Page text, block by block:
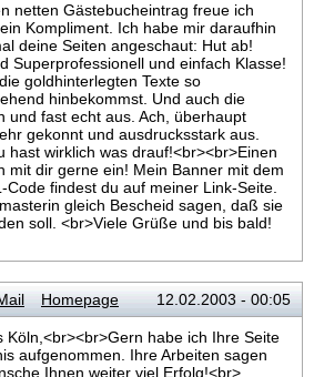
netten Gästebucheintrag freue ich
Kompliment. Ich habe mir daraufhin
deine Seiten angeschaut: Hut ab!
Superprofessionell und einfach Klasse!
goldhinterlegten Texte so
hinbekommst. Und auch die
und fast echt aus. Ach, überhaupt
gekonnt und ausdrucksstark aus.
hast wirklich was drauf!<br><br>Einen
mit dir gerne ein! Mein Banner mit dem
findest du auf meiner Link-Seite.
gleich Bescheid sagen, daß sie
soll. <br>Viele Grüße und bis bald!
Homepage 12.02.2003 - 00:05
Köln,<br><br>Gern habe ich Ihre Seite
aufgenommen. Ihre Arbeiten sagen
Ihnen weiter viel Erfolg!<br>